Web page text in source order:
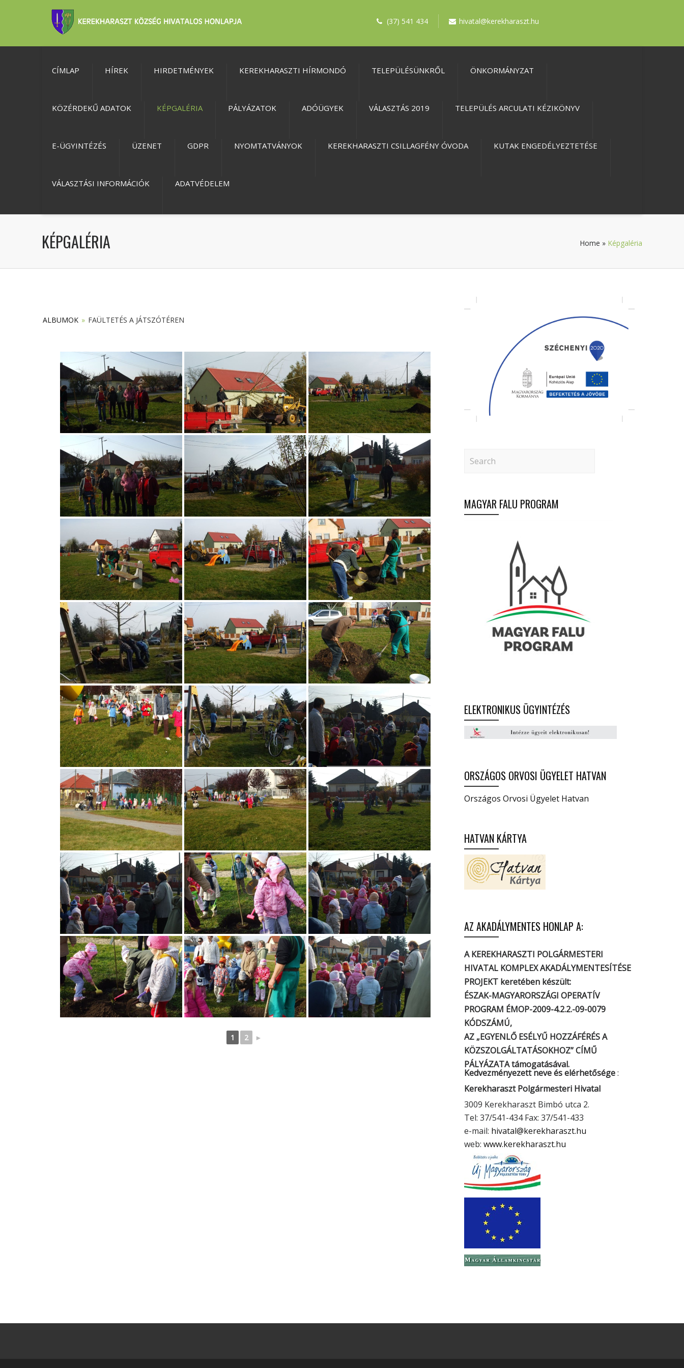
(37) 541 434 hivatal@kerekharaszt.hu
CÍMLAP HÍREK HIRDETMÉNYEK KEREKHARASZTI HÍRMONDÓ TELEPÜLÉSÜNKRŐL ÖNKORMÁNYZAT
KÖZÉRDEKŰ ADATOK KÉPGALÉRIA PÁLYÁZATOK ADÓÜGYEK VÁLASZTÁS 2019 TELEPÜLÉS ARCULATI KÉZIKÖNYV
E-ÜGYINTÉZÉS ÜZENET GDPR NYOMTATVÁNYOK KEREKHARASZTI CSILLAGFÉNY ÓVODA KUTAK ENGEDÉLYEZTETÉSE
VÁLASZTÁSI INFORMÁCIÓK ADATVÉDELEM
KÉPGALÉRIA Home » Képgaléria
ALBUMOK » FAÜLTETÉS A JÁTSZÓTÉREN
1 2 ►
MAGYAR FALU PROGRAM
ELEKTRONIKUS ÜGYINTÉZÉS
ORSZÁGOS ORVOSI ÜGYELET HATVAN
Országos Orvosi Ügyelet Hatvan
HATVAN KÁRTYA
AZ AKADÁLYMENTES HONLAP A:
A KEREKHARASZTI POLGÁRMESTERI
HIVATAL KOMPLEX AKADÁLYMENTESÍTÉSE
PROJEKT keretében készült:
ÉSZAK-MAGYARORSZÁGI OPERATÍV
PROGRAM ÉMOP-2009-4.2.2.-09-0079
KÓDSZÁMÚ,
AZ „EGYENLŐ ESÉLYŰ HOZZÁFÉRÉS A
KÖZSZOLGÁLTATÁSOKHOZ” CÍMŰ
PÁLYÁZATA támogatásával.
Kedvezményezett neve és elérhetősége:
Kerekharaszt Polgármesteri Hivatal
3009 Kerekharaszt Bimbó utca 2.
Tel: 37/541-434 Fax: 37/541-433
e-mail: hivatal@kerekharaszt.hu
web: www.kerekharaszt.hu